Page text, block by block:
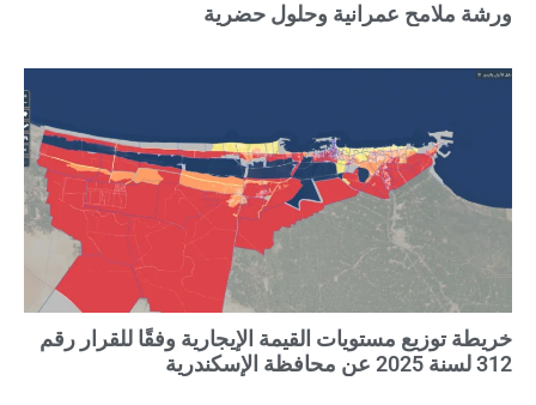
ورشة ملامح عمرانية وحلول حضرية
خريطة توزيع مستويات القيمة الإيجارية وفقًا للقرار رقم
312 لسنة 2025 عن محافظة الإسكندرية